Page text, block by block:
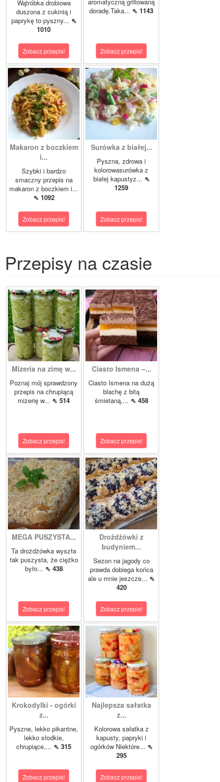
Wątróbka drobiowa
duszona z cukinią i
paprykę to pyszny... ⇖
1010
Zobacz przepis!
aromatyczną grillowaną
doradę.Taka... ⇖ 1143
Zobacz przepis!
Makaron z boczkiem
i...
Szybki i bardzo
smaczny przepis na
makaron z boczkiem i...
⇖ 1092
Zobacz przepis!
Surówka z białej...
Pyszna, zdrowa i
kolorowasurówka z
białej kapustyz... ⇖
1259
Zobacz przepis!
Przepisy na czasie
Mizeria na zimę w...
Poznaj mój sprawdzony
przepis na chrupiącą
mizerię w... ⇖ 514
Zobacz przepis!
Ciasto Ismena –...
Ciasto Ismena na dużą
blachę z bitą
śmietaną,... ⇖ 458
Zobacz przepis!
MEGA PUSZYSTA...
Ta drożdżówka wyszła
tak puszysta, że ciężko
było... ⇖ 438
Zobacz przepis!
Drożdżówki z
budyniem...
Sezon na jagody co
prawda dobiega końca
ale u mnie jeszcze... ⇖
420
Zobacz przepis!
Krokodylki - ogórki
z...
Pyszne, lekko pikantne,
lekko słodkie,
chrupiące,... ⇖ 315
Zobacz przepis!
Najlepsza sałatka
z...
Kolorowa sałatka z
kapusty, papryki i
ogórków Niektóre... ⇖
295
Zobacz przepis!